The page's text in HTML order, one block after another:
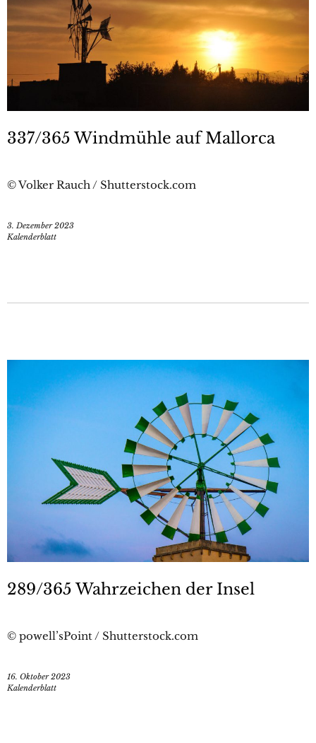
337/365 Windmühle auf Mallorca
© Volker Rauch / Shutterstock.com
3. Dezember 2023
Kalenderblatt
289/365 Wahrzeichen der Insel
© powell’sPoint / Shutterstock.com
16. Oktober 2023
Kalenderblatt